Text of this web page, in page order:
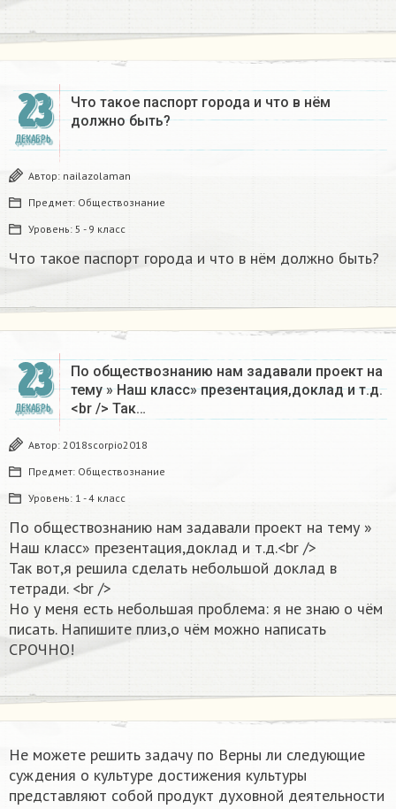
23
ДЕКАБРЬ
Что такое паспорт города и что в нём
должно быть?
Автор: nailazolaman
Предмет: Обществознание
Уровень: 5 - 9 класс
Что такое паспорт города и что в нём должно быть?
23
ДЕКАБРЬ
По обществознанию нам задавали проект на
тему » Наш класс» презентация,доклад и т.д.
<br /> Так…
Автор: 2018scorpio2018
Предмет: Обществознание
Уровень: 1 - 4 класс
По обществознанию нам задавали проект на тему »
Наш класс» презентация,доклад и т.д.<br />
Так вот,я решила сделать небольшой доклад в
тетради. <br />
Но у меня есть небольшая проблема: я не знаю о чём
писать. Напишите плиз,о чём можно написать
СРОЧНО!
Не можете решить задачу по Верны ли следующие
суждения о культуре достижения культуры
представляют собой продукт духовной деятельности